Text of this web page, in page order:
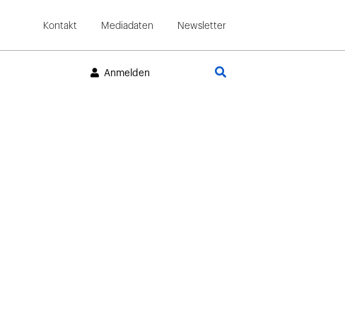
Kontakt Mediadaten Newsletter
Anmelden